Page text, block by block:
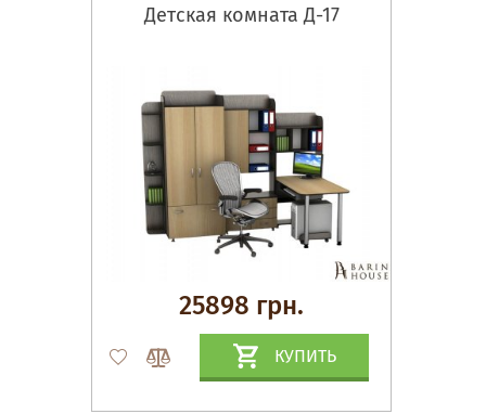
Детская комната Д-17
25898 грн.
КУПИТЬ